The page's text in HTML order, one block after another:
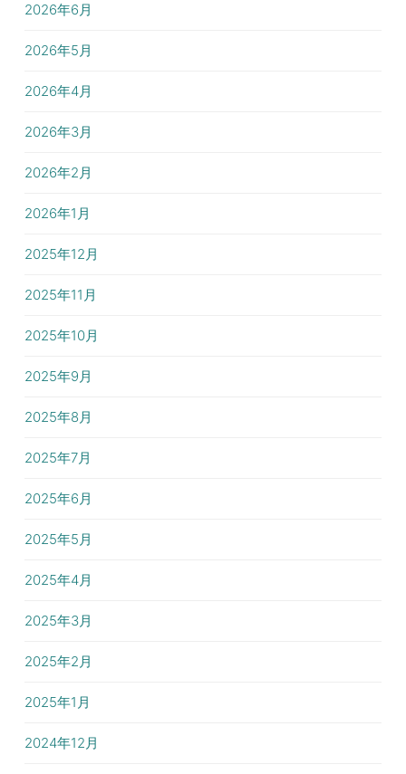
2026年6月
2026年5月
2026年4月
2026年3月
2026年2月
2026年1月
2025年12月
2025年11月
2025年10月
2025年9月
2025年8月
2025年7月
2025年6月
2025年5月
2025年4月
2025年3月
2025年2月
2025年1月
2024年12月